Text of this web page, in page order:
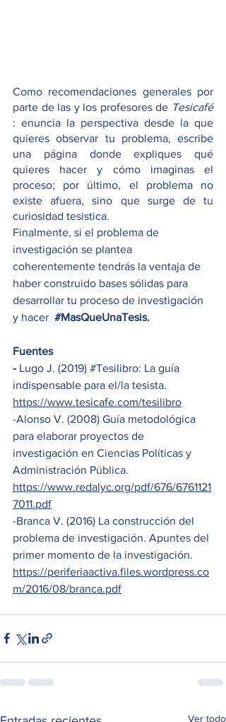
Como recomendaciones generales por
parte de las y los profesores de Tesicafé
: enuncia la perspectiva desde la que
quieres observar tu problema, escribe
una página donde expliques qué
quieres hacer y cómo imaginas el
proceso; por último, el problema no
existe afuera, sino que surge de tu
curiosidad tesistica.
Finalmente, si el problema de
investigación se plantea
coherentemente tendrás la ventaja de
haber construido bases sólidas para
desarrollar tu proceso de investigación
y hacer #MasQueUnaTesis.
Fuentes
- Lugo J. (2019) #Tesilibro: La guía
indispensable para el/la tesista.
https://www.tesicafe.com/tesilibro
-Alonso V. (2008) Guía metodológica
para elaborar proyectos de
investigación en Ciencias Políticas y
Administración Pública.
https://www.redalyc.org/pdf/676/6761121
7011.pdf
-Branca V. (2016) La construcción del
problema de investigación. Apuntes del
primer momento de la investigación.
https://periferiaactiva.files.wordpress.co
m/2016/08/branca.pdf
Ver todo